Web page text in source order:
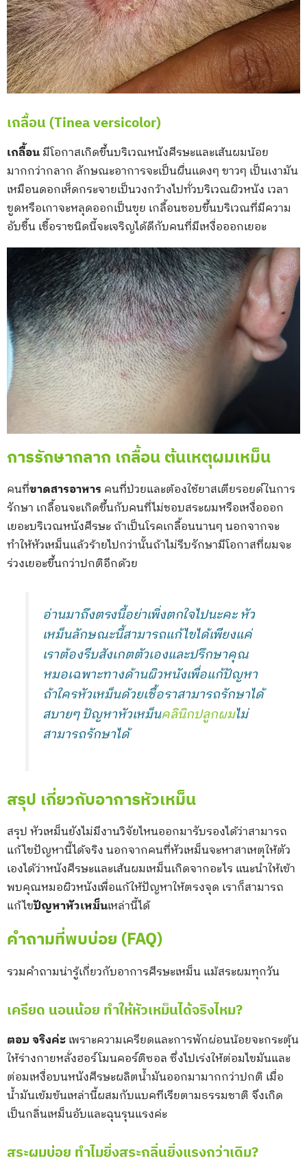
เกลื้อน (Tinea versicolor)
เกลื้อนมีโอกาสเกิดขึ้นบริเวณหนังศีรษะและเส้นผมน้อย
มากกว่ากลาก ลักษณะอาการจะเป็นผื่นเเดงๆ ขาวๆ เป็นเงามัน
เหมือนดอกเห็ดกระจายเป็นวงกว้างไปทั่วบริเวณผิวหนัง เวลา
ขูดหรือเกาจะหลุดออกเป็นขุย เกลื้อนชอบขึ้นบริเวณที่มีความ
อับชื้น เชื้อราชนิดนี้จะเจริญได้ดีกับคนที่มีเหงื่อออกเยอะ
การรักษากลาก เกลื้อน ต้นเหตุผมเหม็น
คนที่ขาดสารอาหาร คนที่ป่วยและต้องใช้ยาสเตียรอยด์ในการ
รักษา เกลื้อนจะเกิดขึ้นกับคนที่ไม่ชอบสระผมหรือเหงื่อออก
เยอะบริเวณหนังศีรษะ ถ้าเป็นโรคเกลื้อนนานๆ นอกจากจะ
ทำให้หัวเหม็นแล้วร้ายไปกว่านั้นถ้าไม่รีบรักษามีโอกาสที่ผมจะ
ร่วงเยอะขึ้นกว่าปกติอีกด้วย
อ่านมาถึงตรงนี้อย่าเพิ่งตกใจไปนะคะ หัว
เหม็นลักษณะนี้สามารถแก้ไขได้เพียงแค่
เราต้องรีบสังเกตตัวเองและปรึกษาคุณ
หมอเฉพาะทางด้านผิวหนังเพื่อแก้ปัญหา
ถ้าใครหัวเหม็นด้วยเชื้อราสามารถรักษาได้
สบายๆ ปัญหาหัวเหม็นคลินิกปลูกผมไม่
สามารถรักษาได้
สรุป เกี่ยวกับอาการหัวเหม็น
สรุป หัวเหม็นยังไม่มีงานวิจัยไหนออกมารับรองได้ว่าสามารถ
แก้ไขปัญหานี้ได้จริง นอกจากคนที่หัวเหม็นจะหาสาเหตุให้ตัว
เองได้ว่าหนังศีรษะและเส้นผมเหม็นเกิดจากอะไร แนะนำให้เข้า
พบคุณหมอผิวหนังเพื่อแก้ให้ปัญหาให้ตรงจุด เราก็สามารถ
แก้ไขปัญหาหัวเหม็นเหล่านี้ได้
คำถามที่พบบ่อย (FAQ)
รวมคำถามน่ารู้เกี่ยวกับอาการศีรษะเหม็น แม้สระผมทุกวัน
เครียด นอนน้อย ทำให้หัวเหม็นได้จริงไหม?
ตอบจริงค่ะเพราะความเครียดและการพักผ่อนน้อยจะกระตุ้น
ให้ร่างกายหลั่งฮอร์โมนคอร์ติซอล ซึ่งไปเร่งให้ต่อมไขมันและ
ต่อมเหงื่อบนหนังศีรษะผลิตน้ำมันออกมามากกว่าปกติ เมื่อ
น้ำมันเข้มข้นเหล่านี้ผสมกับแบคทีเรียตามธรรมชาติ จึงเกิด
เป็นกลิ่นเหม็นอับและฉุนรุนแรงค่ะ
สระผมบ่อย ทำไมยิ่งสระกลิ่นยิ่งแรงกว่าเดิม?